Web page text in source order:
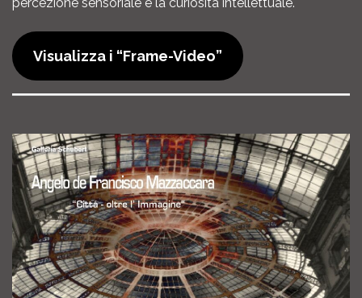
Visualizza i “Frame-Video”